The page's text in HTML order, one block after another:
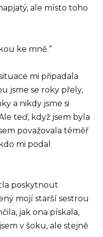
ale místo toho
ke mně.“
mi připadala
jsme se roky přely,
a nikdy jsme si
teď, když jsem byla
považovala téměř
mi podal
poskytnout
mojí starší sestrou
jak ona pískala,
v šoku, ale stejně